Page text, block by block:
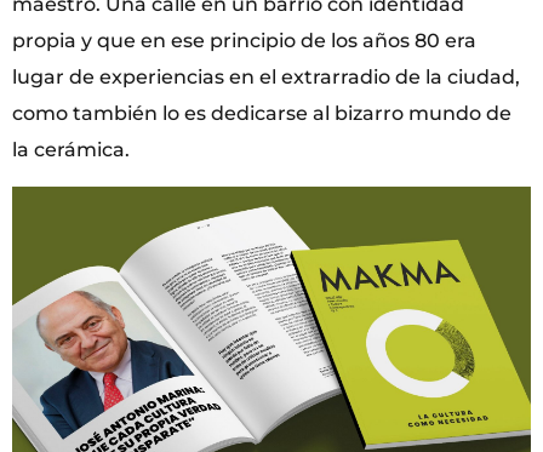
maestro. Una calle en un barrio con identidad
propia y que en ese principio de los años 80 era
lugar de experiencias en el extrarradio de la ciudad,
como también lo es dedicarse al bizarro mundo de
la cerámica.